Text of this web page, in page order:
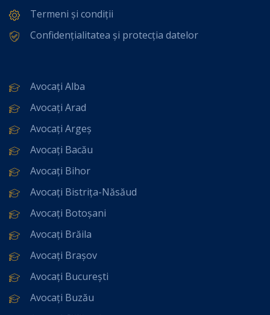
Termeni și condiții
Confidențialitatea și protecția datelor
Avocați Alba
Avocați Arad
Avocați Argeș
Avocați Bacău
Avocați Bihor
Avocați Bistrița-Năsăud
Avocați Botoșani
Avocați Brăila
Avocați Brașov
Avocați București
Avocați Buzău